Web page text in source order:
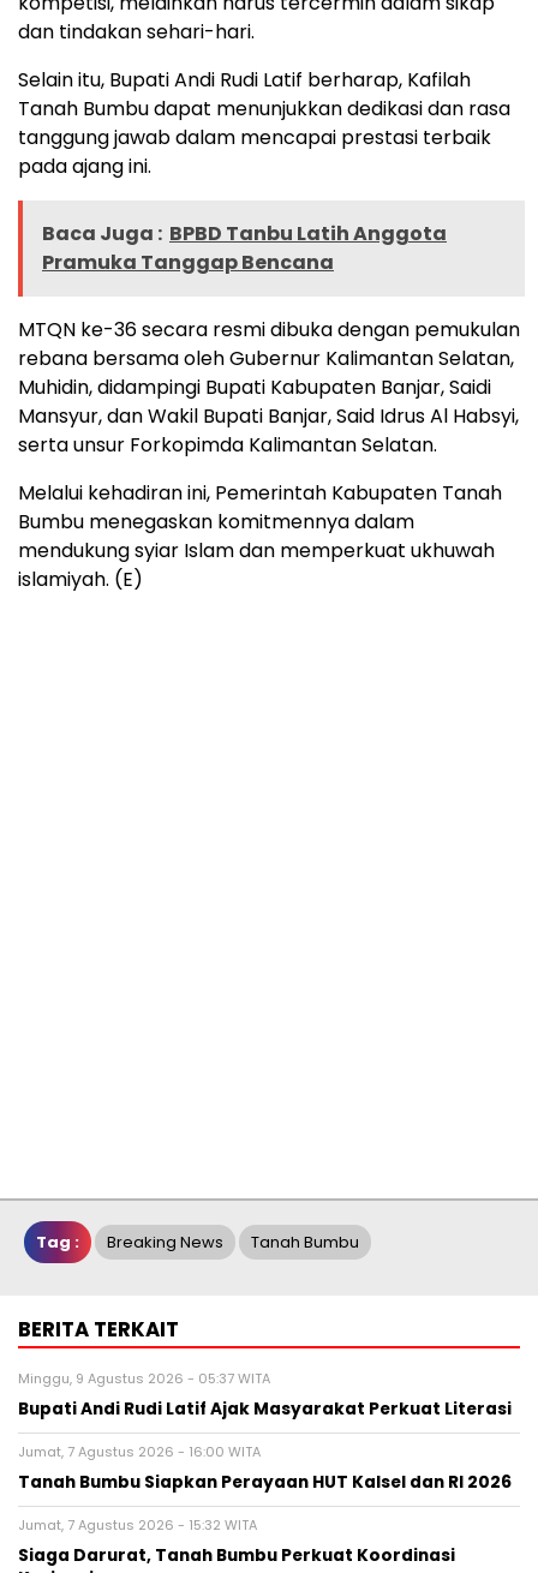
dan tindakan sehari-hari.
Selain itu, Bupati Andi Rudi Latif berharap, Kafilah
Tanah Bumbu dapat menunjukkan dedikasi dan rasa
tanggung jawab dalam mencapai prestasi terbaik
pada ajang ini.
Baca Juga : BPBD Tanbu Latih Anggota
Pramuka Tanggap Bencana
MTQN ke-36 secara resmi dibuka dengan pemukulan
rebana bersama oleh Gubernur Kalimantan Selatan,
Muhidin, didampingi Bupati Kabupaten Banjar, Saidi
Mansyur, dan Wakil Bupati Banjar, Said Idrus Al Habsyi,
serta unsur Forkopimda Kalimantan Selatan.
Melalui kehadiran ini, Pemerintah Kabupaten Tanah
Bumbu menegaskan komitmennya dalam
mendukung syiar Islam dan memperkuat ukhuwah
islamiyah. (E)
Tag : Breaking News Tanah Bumbu
BERITA TERKAIT
Minggu, 9 Agustus 2026 - 05:37 WITA
Bupati Andi Rudi Latif Ajak Masyarakat Perkuat Literasi
Jumat, 7 Agustus 2026 - 16:00 WITA
Tanah Bumbu Siapkan Perayaan HUT Kalsel dan RI 2026
Jumat, 7 Agustus 2026 - 15:32 WITA
Siaga Darurat, Tanah Bumbu Perkuat Koordinasi